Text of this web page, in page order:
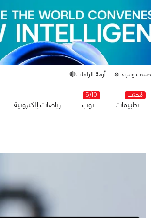
صيف وتبريد ❄️ أزمة الرامات🔴
مُحدّث
تطبيقات
5/10
توب رياضات إلكترونية